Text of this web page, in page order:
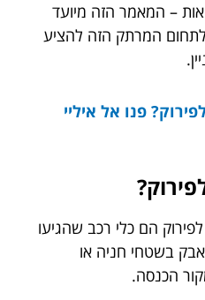
– המאמר הזה מיועד
המרתק הזה להציע
פנו אל איליי
הם כלי רכב שהגיעו
בשטחי חניה או
הכנסה.